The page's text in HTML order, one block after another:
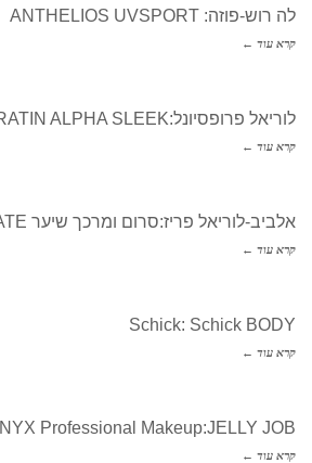
לה רוש-פוזה: ANTHELIOS UVSPORT
קרא עוד ←
לוריאל פרופסיונל:KERATIN ALPHA SLEEK
קרא עוד ←
אלביב-לוריאל פריז:סרום ומרכך שיער ULTIMATE
קרא עוד ←
Schick: Schick BODY
קרא עוד ←
NYX Professional Makeup:JELLY JOB
קרא עוד ←